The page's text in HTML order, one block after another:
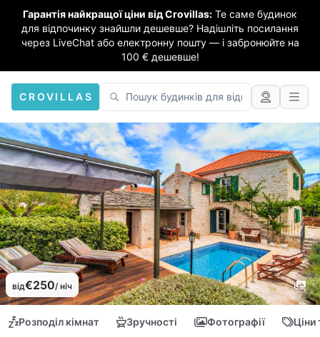
Гарантія найкращої ціни від Crovillas: Те саме будинок
для відпочинку знайшли дешевше? Надішліть посилання
через LiveChat або електронну пошту — і забронюйте на
100 € дешевше!
CROVILLAS
від€250/ ніч
Розподіл кімнат Зручності Фотографії Ціни